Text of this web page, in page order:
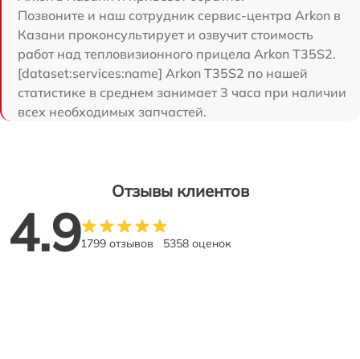
Позвоните и наш сотрудник сервис-центра Arkon в
Казани проконсультирует и озвучит стоимость
работ над тепловизионного прицела Arkon T35S2.
[dataset:services:name] Arkon T35S2 по нашей
статистике в среднем занимает 3 часа при наличии
всех необходимых запчастей.
Отзывы клиентов
4.91799 отзывов 5358 оценок